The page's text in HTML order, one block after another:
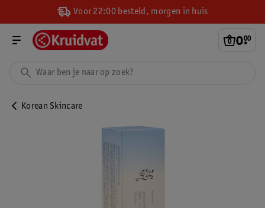
Voor 22:00 besteld, morgen in huis
0.
00
Korean Skincare